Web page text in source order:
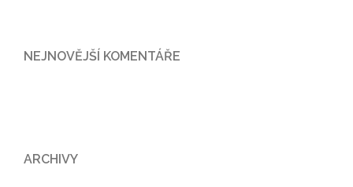
NEJNOVĚJŠÍ KOMENTÁŘE
ARCHIVY